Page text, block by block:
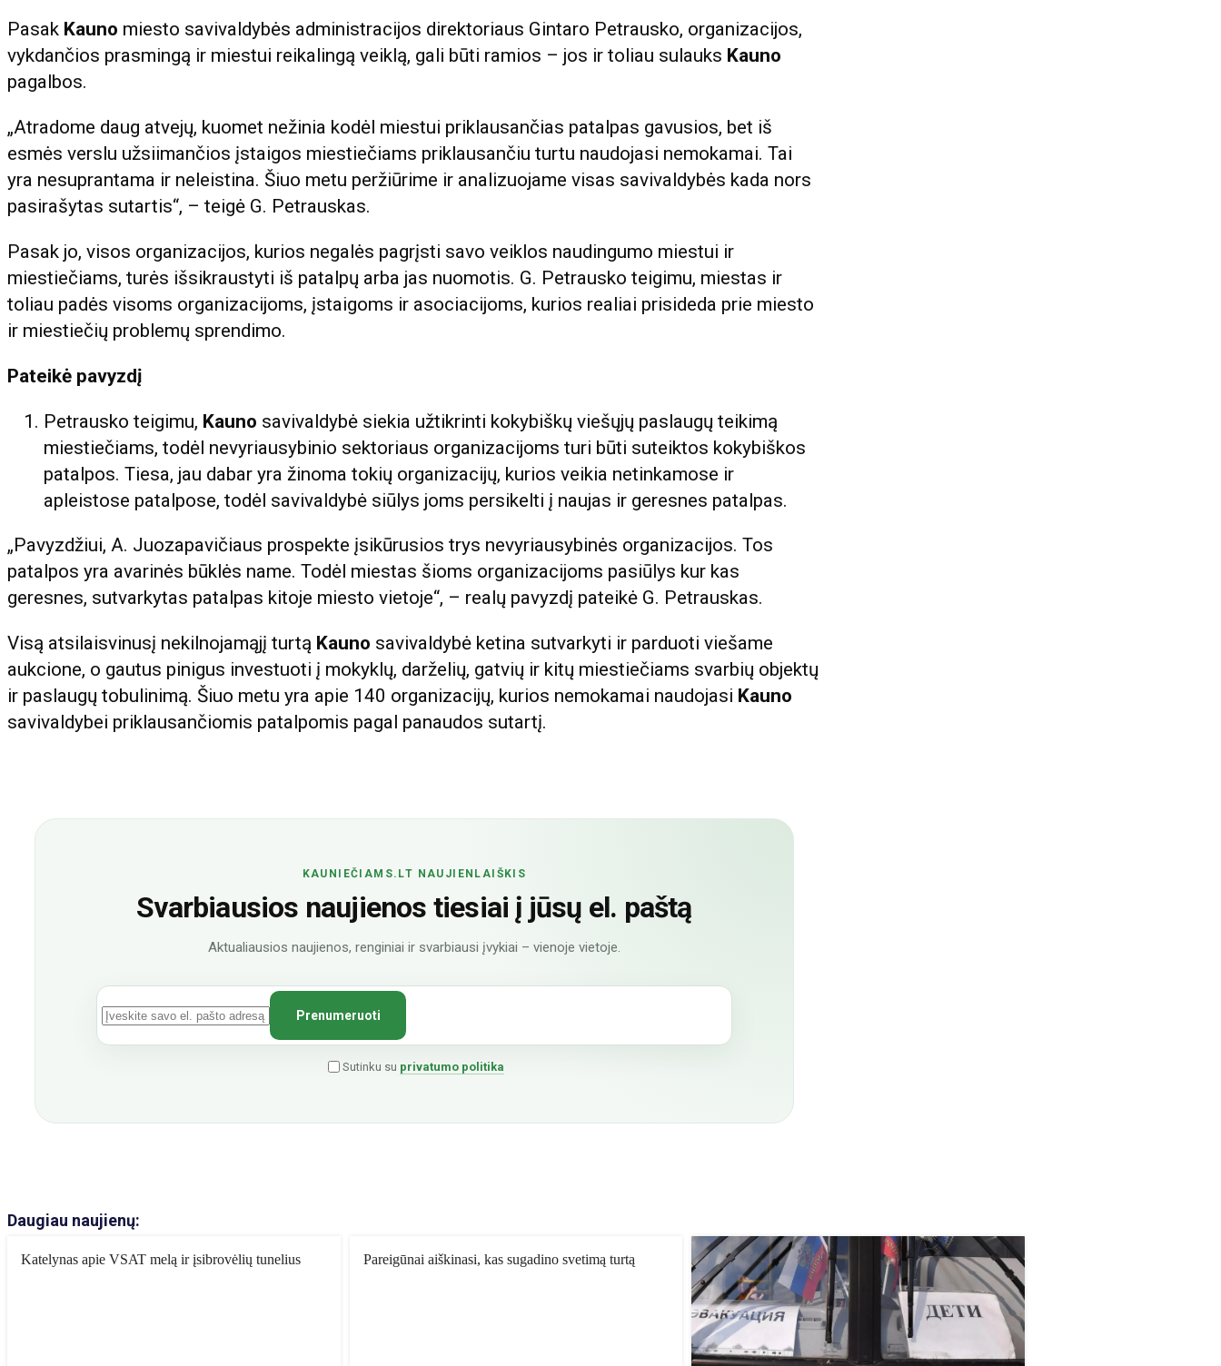
Pasak Kauno miesto savivaldybės administracijos direktoriaus Gintaro Petrausko, organizacijos,
vykdančios prasmingą ir miestui reikalingą veiklą, gali būti ramios – jos ir toliau sulauks Kauno
pagalbos.
„Atradome daug atvejų, kuomet nežinia kodėl miestui priklausančias patalpas gavusios, bet iš
esmės verslu užsiimančios įstaigos miestiečiams priklausančiu turtu naudojasi nemokamai. Tai
yra nesuprantama ir neleistina. Šiuo metu peržiūrime ir analizuojame visas savivaldybės kada nors
pasirašytas sutartis“, – teigė G. Petrauskas.
Pasak jo, visos organizacijos, kurios negalės pagrįsti savo veiklos naudingumo miestui ir
miestiečiams, turės išsikraustyti iš patalpų arba jas nuomotis. G. Petrausko teigimu, miestas ir
toliau padės visoms organizacijoms, įstaigoms ir asociacijoms, kurios realiai prisideda prie miesto
ir miestiečių problemų sprendimo.
Pateikė pavyzdį
Petrausko teigimu, Kauno savivaldybė siekia užtikrinti kokybiškų viešųjų paslaugų teikimą
miestiečiams, todėl nevyriausybinio sektoriaus organizacijoms turi būti suteiktos kokybiškos
patalpos. Tiesa, jau dabar yra žinoma tokių organizacijų, kurios veikia netinkamose ir
apleistose patalpose, todėl savivaldybė siūlys joms persikelti į naujas ir geresnes patalpas.
„Pavyzdžiui, A. Juozapavičiaus prospekte įsikūrusios trys nevyriausybinės organizacijos. Tos
patalpos yra avarinės būklės name. Todėl miestas šioms organizacijoms pasiūlys kur kas
geresnes, sutvarkytas patalpas kitoje miesto vietoje“, – realų pavyzdį pateikė G. Petrauskas.
Visą atsilaisvinusį nekilnojamąjį turtą Kauno savivaldybė ketina sutvarkyti ir parduoti viešame
aukcione, o gautus pinigus investuoti į mokyklų, darželių, gatvių ir kitų miestiečiams svarbių objektų
ir paslaugų tobulinimą. Šiuo metu yra apie 140 organizacijų, kurios nemokamai naudojasi Kauno
savivaldybei priklausančiomis patalpomis pagal panaudos sutartį.
KAUNIEČIAMS.LT NAUJIENLAIŠKIS
Svarbiausios naujienos tiesiai į jūsų el. paštą
Aktualiausios naujienos, renginiai ir svarbiausi įvykiai – vienoje vietoje.
Sutinku su privatumo politika
Daugiau naujienų:
Katelynas apie VSAT melą ir įsibrovėlių tunelius Pareigūnai aiškinasi, kas sugadino svetimą turtą